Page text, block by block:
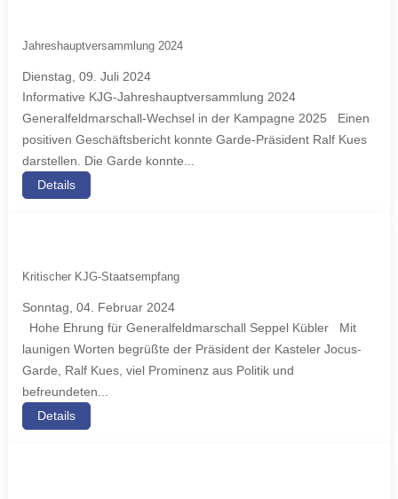
Jahreshauptversammlung 2024
Dienstag, 09. Juli 2024
Informative KJG-Jahreshauptversammlung 2024
Generalfeldmarschall-Wechsel in der Kampagne 2025 Einen
positiven Geschäftsbericht konnte Garde-Präsident Ralf Kues
darstellen. Die Garde konnte...
Details
Kritischer KJG-Staatsempfang
Sonntag, 04. Februar 2024
Hohe Ehrung für Generalfeldmarschall Seppel Kübler Mit
launigen Worten begrüßte der Präsident der Kasteler Jocus-
Garde, Ralf Kues, viel Prominenz aus Politik und
befreundeten...
Details